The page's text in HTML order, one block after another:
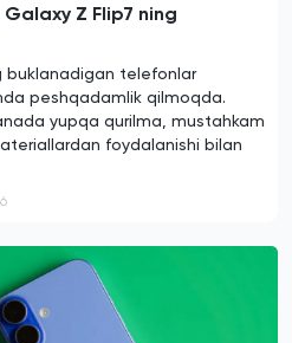
Z Flip7 ning
buklanadigan telefonlar
peshqadamlik qilmoqda.
yupqa qurilma, mustahkam
foydalanishi bilan